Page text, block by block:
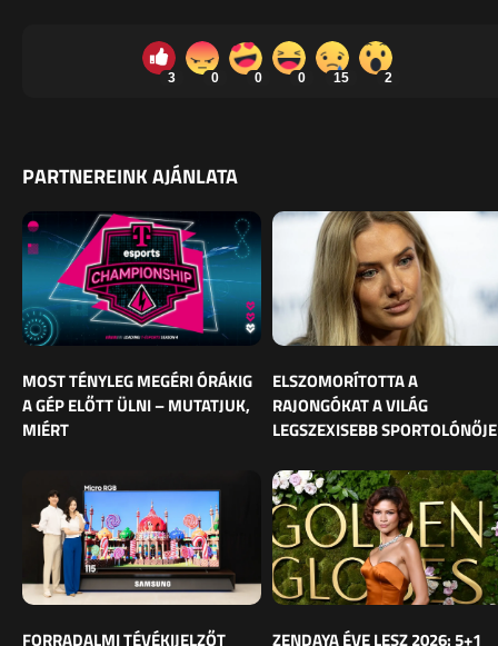
3 0 0 0 15 2
PARTNEREINK AJÁNLATA
MOST TÉNYLEG MEGÉRI ÓRÁKIG
A GÉP ELŐTT ÜLNI – MUTATJUK,
MIÉRT
ELSZOMORÍTOTTA A
RAJONGÓKAT A VILÁG
LEGSZEXISEBB SPORTOLÓNŐJE
FORRADALMI TÉVÉKIJELZŐT ZENDAYA ÉVE LESZ 2026: 5+1